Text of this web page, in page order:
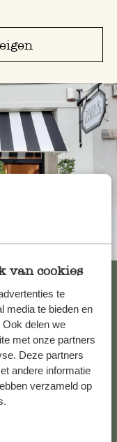
van cookies
te
media te bieden en
delen we
met onze partners
Deze partners
andere informatie
verzameld op
brauchen, wenden
Oder lesen Sie hier